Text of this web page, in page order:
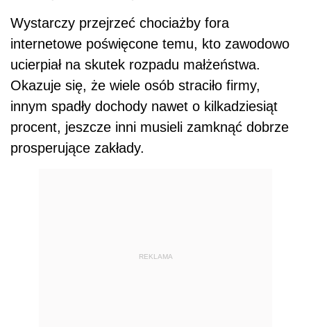
Wystarczy przejrzeć chociażby fora
internetowe poświęcone temu, kto zawodowo
ucierpiał na skutek rozpadu małżeństwa.
Okazuje się, że wiele osób straciło firmy,
innym spadły dochody nawet o kilkadziesiąt
procent, jeszcze inni musieli zamknąć dobrze
prosperujące zakłady.
REKLAMA